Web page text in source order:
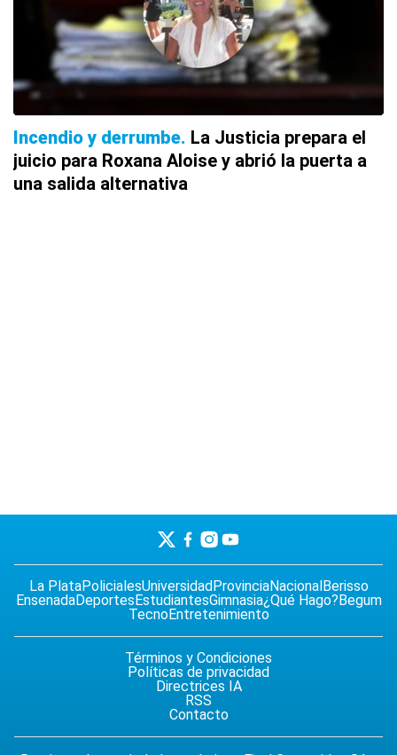
Incendio y derrumbe La Justicia prepara el
juicio para Roxana Aloise y abrió la puerta a
una salida alternativa
La PlataPolicialesUniversidadProvinciaNacionalBerisso
EnsenadaDeportesEstudiantesGimnasia¿Qué Hago?Begum
TecnoEntretenimiento
Términos y Condiciones
Políticas de privacidad
Directrices IA
RSS
Contacto